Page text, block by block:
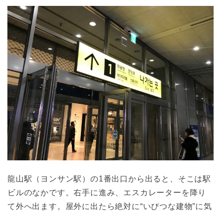
龍山駅（ヨンサン駅）の1番出口から出ると、そこは駅
ビルのなかです。右手に進み、エスカレーターを降り
て外へ出ます。屋外に出たら絶対に“いびつな建物”に気